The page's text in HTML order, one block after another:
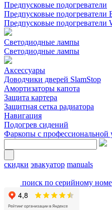
Предпусковые подогреватели
Предпусковые подогреватели
Предпусковые подогреватели
Светодиодные лампы
Светодиодные лампы
Аксессуары
Доводчики дверей SlamStop
Амортизаторы капота
Защита картера
Защитная сетка радиатора
Навигация
Подогрев сидений
Фаркопы с профессиональной
скидки эвакуатор manuals
поиск по серийному